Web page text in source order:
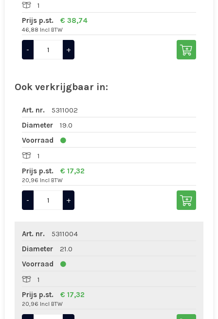
1
Prijs p.st.
€ 38,74
46,88 Incl BTW
- +
Ook verkrijgbaar in:
Art. nr.
5311002
Diameter
19.0
Voorraad
1
Prijs p.st.
€ 17,32
20,96 Incl BTW
- +
Art. nr.
5311004
Diameter
21.0
Voorraad
1
Prijs p.st.
€ 17,32
20,96 Incl BTW